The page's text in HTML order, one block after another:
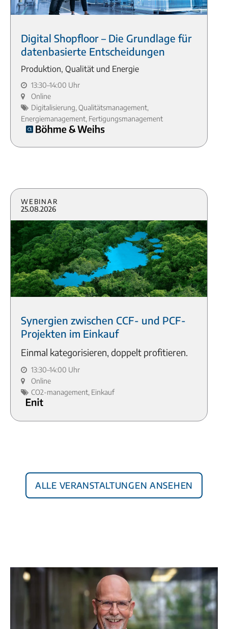
Digital Shopfloor – Die Grundlage für
datenbasierte Entscheidungen
Produktion, Qualität und Energie
13:30–14:00 Uhr
Online
Digitalisierung, Qualitätsmanagement,
Energiemanagement, Fertigungsmanagement
Webinar
25.08.2026
Synergien zwischen CCF- und PCF-
Projekten im Einkauf
Einmal kategorisieren, doppelt profitieren.
13:30–14:00 Uhr
Online
CO2-management, Einkauf
Alle Veranstaltungen ansehen